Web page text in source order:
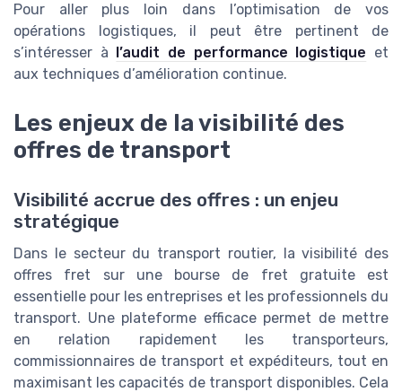
Pour aller plus loin dans l’optimisation de vos
opérations logistiques, il peut être pertinent de
s’intéresser à
l’audit de performance logistique et
aux techniques d’amélioration continue.
Les enjeux de la visibilité des
offres de transport
Visibilité accrue des offres : un enjeu
stratégique
Dans le secteur du transport routier, la visibilité des
offres fret sur une bourse de fret gratuite est
essentielle pour les entreprises et les professionnels du
transport. Une plateforme efficace permet de mettre
en relation rapidement les transporteurs,
commissionnaires de transport et expéditeurs, tout en
maximisant les capacités de transport disponibles. Cela